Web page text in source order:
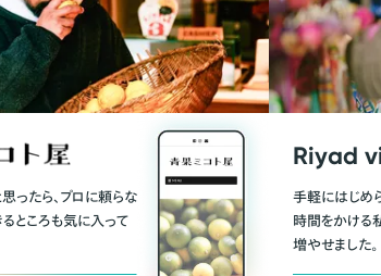
ったら、プロに頼らな
ところも気に入って
Riyad
手軽にはじめ
時間をかける
増やせました。